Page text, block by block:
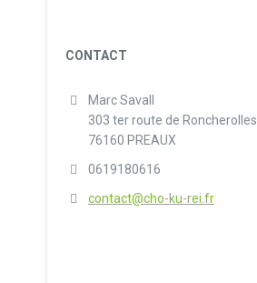
CONTACT
Marc Savall
303 ter route de Roncherolles
76160 PREAUX
0619180616
contact@cho-ku-rei.fr